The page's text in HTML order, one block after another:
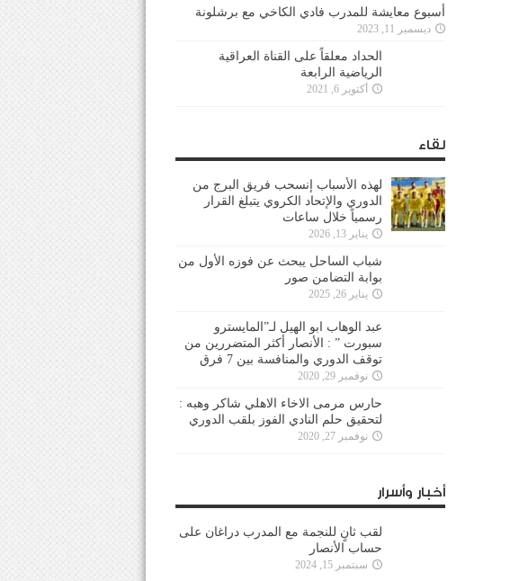
أسبوع معايشة للمدرب فادي الكاخي مع برشلونة
ديسمبر 11, 2023
الحداد معلقاً على القناة العراقية
الرياضية الرابعة
أكتوبر 6, 2021
لقاء
لهذه الأسباب إنسحب فريق البرج من
الدوري والإتحاد الكروي يتبلغ القرار
رسمياً خلال ساعات
يناير 13, 2026
شباب الساحل يبحث عن فوزه الأول من
بوابة التضامن صور
يناير 26, 2025
عبد الوهاب ابو الهيل لـ”المايسترو
سبورت ” : الأنصار أكثر المتضررين من
توقف الدوري والمنافسة بين 7 فرق
نوفمبر 29, 2020
حارس مرمى الاخاء الاهلي شاكر وهبه :
لتحقيق حلم النادي الفوز بلقب الدوري
نوفمبر 27, 2020
أخبار وأسرار
لقب ثانٍ للنجمة مع المدرب دراغان على
حساب الأنصار
سبتمبر 15, 2024